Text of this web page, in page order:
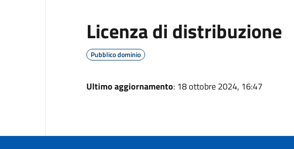
Licenza di distribuzione
Pubblico dominio
Ultimo aggiornamento: 18 ottobre 2024, 16:47